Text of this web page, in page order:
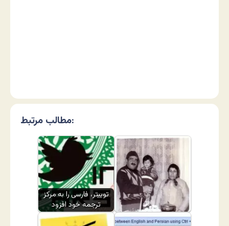
مطالب مرتبط:
توییتر، فارسی را به مرکز
ترجمه خود افزود